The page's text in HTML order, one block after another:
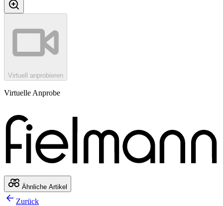
Virtuell anprobieren
Virtuelle Anprobe
Ähnliche Artikel
Zurück